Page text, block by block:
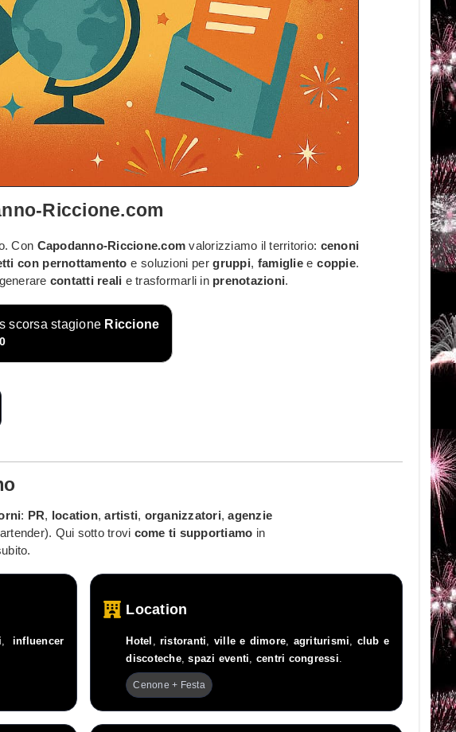
Riccione.com
Con Capodanno-Riccione.com valorizziamo il territorio: cenoni
con pernottamento e soluzioni pergruppi, famiglieecoppie.
contatti reali e trasformarli in prenotazioni.
scorsa stagione Riccione
: PR, location,artisti, organizzatori,agenzie
Qui sotto trovi come ti supportiamo in
influencer
Location
Hotel ristoranti ville e dimore agriturismi
club e
discoteche,spazi eventi centri congressi
Cenone + Festa